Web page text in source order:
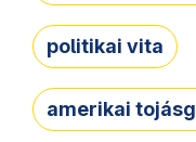
politikai vita
amerikai